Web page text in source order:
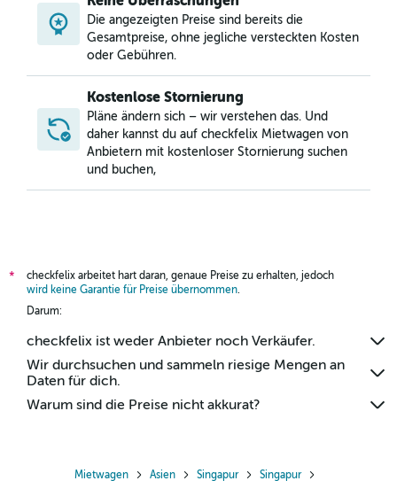
Mietwagen in Central Water Catchment, Singapur
Mietwagen in Changi, Singapur
Die angezeigten Preise sind bereits die
Gesamtpreise, ohne jegliche versteckten Kosten
oder Gebühren.
Kostenlose Stornierung
Pläne ändern sich – wir verstehen das. Und
daher kannst du auf checkfelix Mietwagen von
Anbietern mit kostenloser Stornierung suchen
und buchen,
*
checkfelix arbeitet hart daran, genaue Preise zu erhalten, jedoch
wird keine Garantie für Preise übernommen.
Darum:
checkfelix ist weder Anbieter noch Verkäufer.
Wir durchsuchen und sammeln riesige Mengen an
Daten für dich.
Warum sind die Preise nicht akkurat?
Mietwagen Asien Singapur Singapur